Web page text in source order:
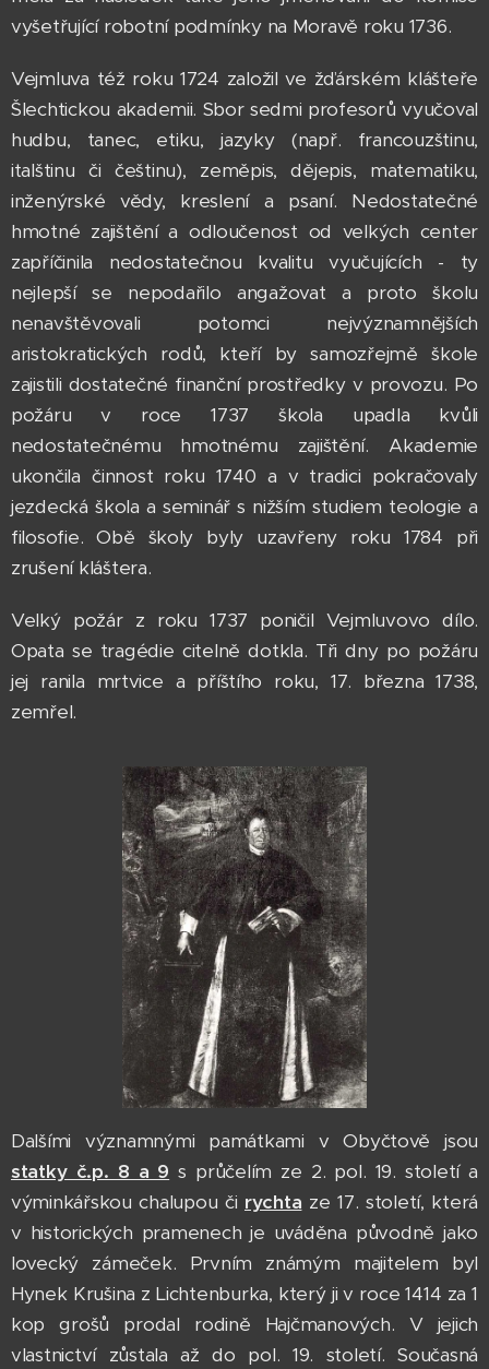
vyšetřující robotní podmínky na Moravě roku 1736.
Vejmluva též roku 1724 založil ve žďárském klášteře
Šlechtickou akademii. Sbor sedmi profesorů vyučoval
hudbu, tanec, etiku, jazyky (např. francouzštinu,
italštinu či češtinu), zeměpis, dějepis, matematiku,
inženýrské vědy, kreslení a psaní. Nedostatečné
hmotné zajištění a odloučenost od velkých center
zapříčinila nedostatečnou kvalitu vyučujících - ty
nejlepší se nepodařilo angažovat a proto školu
nenavštěvovali potomci nejvýznamnějších
aristokratických rodů, kteří by samozřejmě škole
zajistili dostatečné finanční prostředky v provozu. Po
požáru v roce 1737 škola upadla kvůli
nedostatečnému hmotnému zajištění. Akademie
ukončila činnost roku 1740 a v tradici pokračovaly
jezdecká škola a seminář s nižším studiem teologie a
filosofie. Obě školy byly uzavřeny roku 1784 při
zrušení kláštera.
Velký požár z roku 1737 poničil Vejmluvovo dílo.
Opata se tragédie citelně dotkla. Tři dny po požáru
jej ranila mrtvice a příštího roku, 17. března 1738,
zemřel.
Dalšími významnými památkami v Obyčtově jsou
statky č.p. 8 a 9 s průčelím ze 2. pol. 19. století a
výminkářskou chalupou či rychta ze 17. století, která
v historických pramenech je uváděna původně jako
lovecký zámeček. Prvním známým majitelem byl
Hynek Krušina z Lichtenburka, který ji v roce 1414 za 1
kop grošů prodal rodině Hajčmanových. V jejich
vlastnictví zůstala až do pol. 19. století. Současná